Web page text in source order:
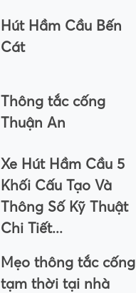
Hút Hầm Cầu Bến
Cát
Thông tắc cống
Thuận An
Xe Hút Hầm Cầu 5
Khối Cấu Tạo Và
Thông Số Kỹ Thuật
Chi Tiết...
Mẹo thông tắc cống
tạm thời tại nhà